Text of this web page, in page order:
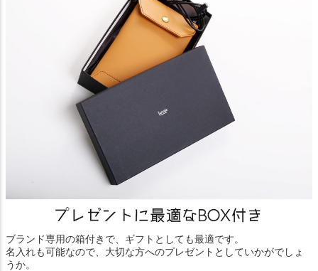
ブランド専用の箱付きで、ギフトとしても最適です。
名入れも可能なので、大切な方へのプレゼントとしていかがでしょ
うか。